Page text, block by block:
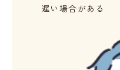
遅い場合がある